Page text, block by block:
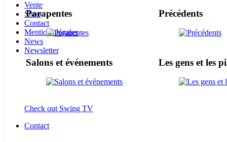
Parapentes Précédents
Salons et événements Les gens et les
Check out Swing TV
Contact
Vente
Shop
Contact
Mentions légales
News
Newsletter